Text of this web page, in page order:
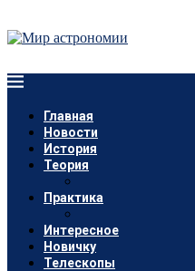
Главная
Новости
История
Теория
Практика
Интересное
Новичку
Телескопы